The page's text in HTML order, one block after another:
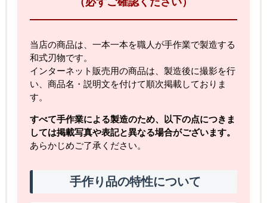
当店の商品は、一本一本を職人が手作業で製造する
和式刃物です。
インターネット販売用の商品は、製造後に撮影を行
い、商品名・説明文を付けて順次掲載しておりま
す。
すべて手作業による製造のため、以下の点につきま
しては掲載写真や表記と異なる場合がございます。
あらかじめご了承ください。
手作り品の特性について